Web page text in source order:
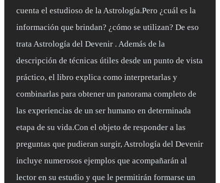
cuenta el estudioso de la Astrología.Pero ¿cuál es la
información que brindan? ¿cómo se utilizan? De eso
trata Astrología del Devenir . Además de la
descripción de técnicas útiles desde un punto de vista
práctico, el libro explica como interpretarlas y
combinarlas para obtener un panorama completo de
las experiencias de un ser humano en determinada
etapa de su vida.Con el objeto de responder a las
preguntas que pudieran surgir, Astrología del Devenir
incluye numerosos ejemplos que acompañarán al
lector en su estudio y que le permitirán formarse un